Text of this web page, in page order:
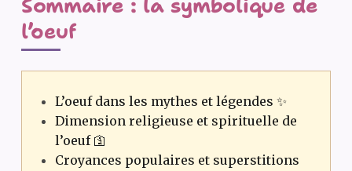
Sommaire : la symbolique de
l’oeuf
L’oeuf dans les mythes et légendes ✨
Dimension religieuse et spirituelle de
l’oeuf 🛐
Croyances populaires et superstitions